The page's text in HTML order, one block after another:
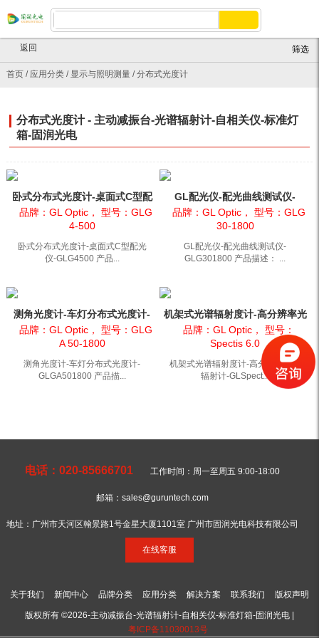
首页/ 应用分类/ 显示与照明测量/分布式光度计
返回 筛选
分布式光度计 - 主动减振台-光谱辐射计-自相关仪-标准灯
箱-固润光电
卧式分布式光度计-桌面式C型配
光仪-GLG4500
品牌：GL Optic， 型号：GLG
4-500
卧式分布式光度计-桌面式C型配光
仪-GLG4500 产品...
GL配光仪-配光曲线测试仪-
GLG301800
品牌：GL Optic， 型号：GLG
30-1800
GL配光仪-配光曲线测试仪-
GLG301800 产品描述： ...
测角光度计-车灯分布式光度计-
GLGA501800
品牌：GL Optic， 型号：GLG
A 50-1800
测角光度计-车灯分布式光度计-
GLGA501800 产品描...
机架式光谱辐射度计-高分辨率光
谱辐射计-GLSpectis6.0
品牌：GL Optic， 型号：
Spectis 6.0
机架式光谱辐射度计-高分辨率光谱
辐射计-GLSpect...
电话：020-85666701 工作时间：周一至周五 9:00-18:00
邮箱：sales@guruntech.com
地址：广州市天河区翰景路1号金星大厦1101室 广州市固润光电科技有限公司
在线客服
关于我们 新闻中心 品牌分类 应用分类 解决方案 联系我们 版权声明
版权所有 ©2026-主动减振台-光谱辐射计-自相关仪-标准灯箱-固润光电 |
粤ICP备11030013号